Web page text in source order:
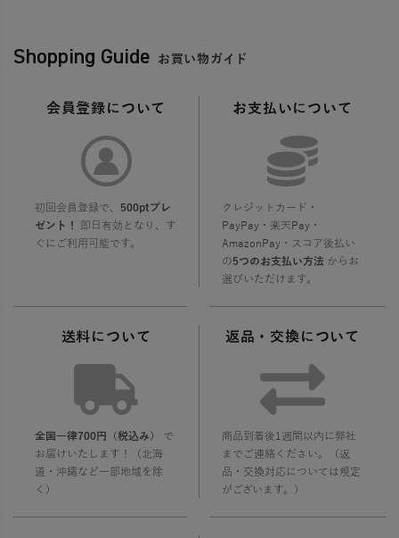
Shopping Guide お買い物ガイド
会員登録について
初回会員登録で、 500ptプレ
ゼント！
即日有効となり、す
ぐにご利用可能です。
お支払いについて
クレジットカード・
PayPay・楽天Pay・
AmazonPay・スコア後払い
の5つのお支払い方法からお
選びいただけます。
送料について
全国一律700円（税込み）
で
お届けいたします！（北海
道・沖縄など一部地域を除
く）
返品・交換について
商品到着後1週間以内に弊社
までご連絡ください。（返
品・交換対応については規定
がございます。）